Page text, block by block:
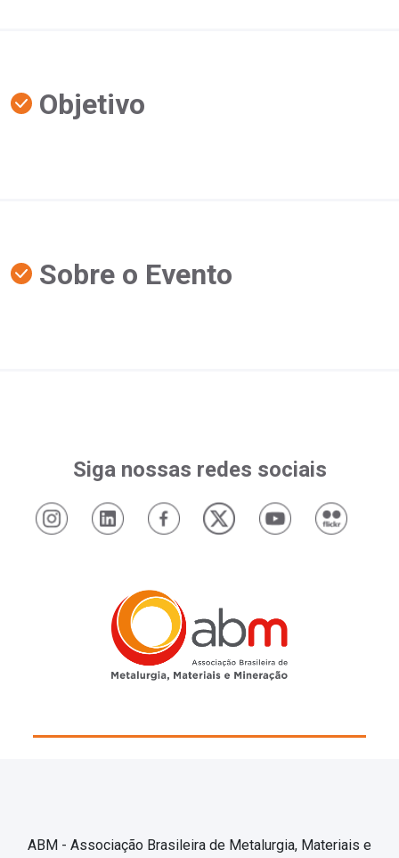
Objetivo
Sobre o Evento
Siga nossas redes sociais
ABM - Associação Brasileira de Metalurgia, Materiais e